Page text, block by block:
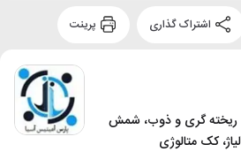
ریخته گری و ذوب، شمش
کک متالوژی